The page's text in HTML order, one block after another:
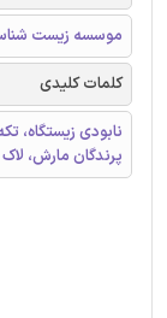
موسسه زیست شناسی،
کلمات کلیدی
نابودی زیستگاه،
پرندگان مارش،